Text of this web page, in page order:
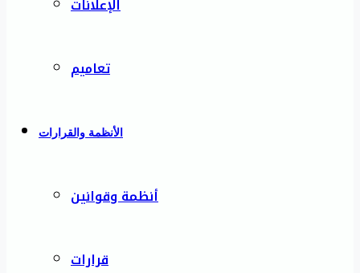
الإعلانات
تعاميم
الأنظمة والقرارات
أنظمة وقوانين
قرارات